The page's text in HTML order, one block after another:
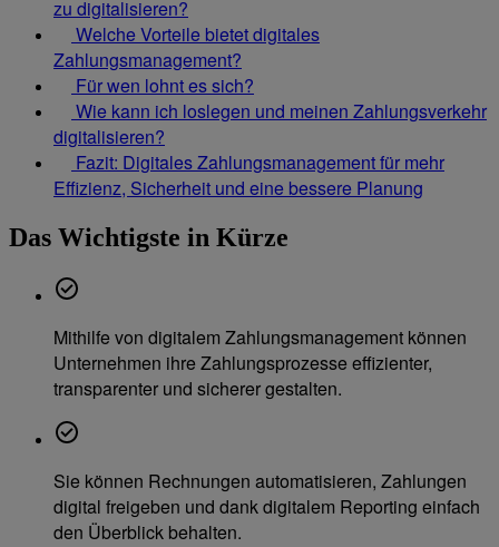
zu digitalisieren?
Welche Vorteile bietet digitales
Zahlungsmanagement?
Für wen lohnt es sich?
Wie kann ich loslegen und meinen Zahlungsverkehr
digitalisieren?
Fazit: Digitales Zahlungsmanagement für mehr
Effizienz, Sicherheit und eine bessere Planung
Das Wichtigste in Kürze
Mithilfe von digitalem Zahlungsmanagement können
Unternehmen ihre Zahlungsprozesse effizienter,
transparenter und sicherer gestalten.
Sie können Rechnungen automatisieren, Zahlungen
digital freigeben und dank digitalem Reporting einfach
den Überblick behalten.